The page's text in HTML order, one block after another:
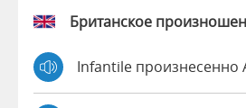
Британское
Infantile произнесенно